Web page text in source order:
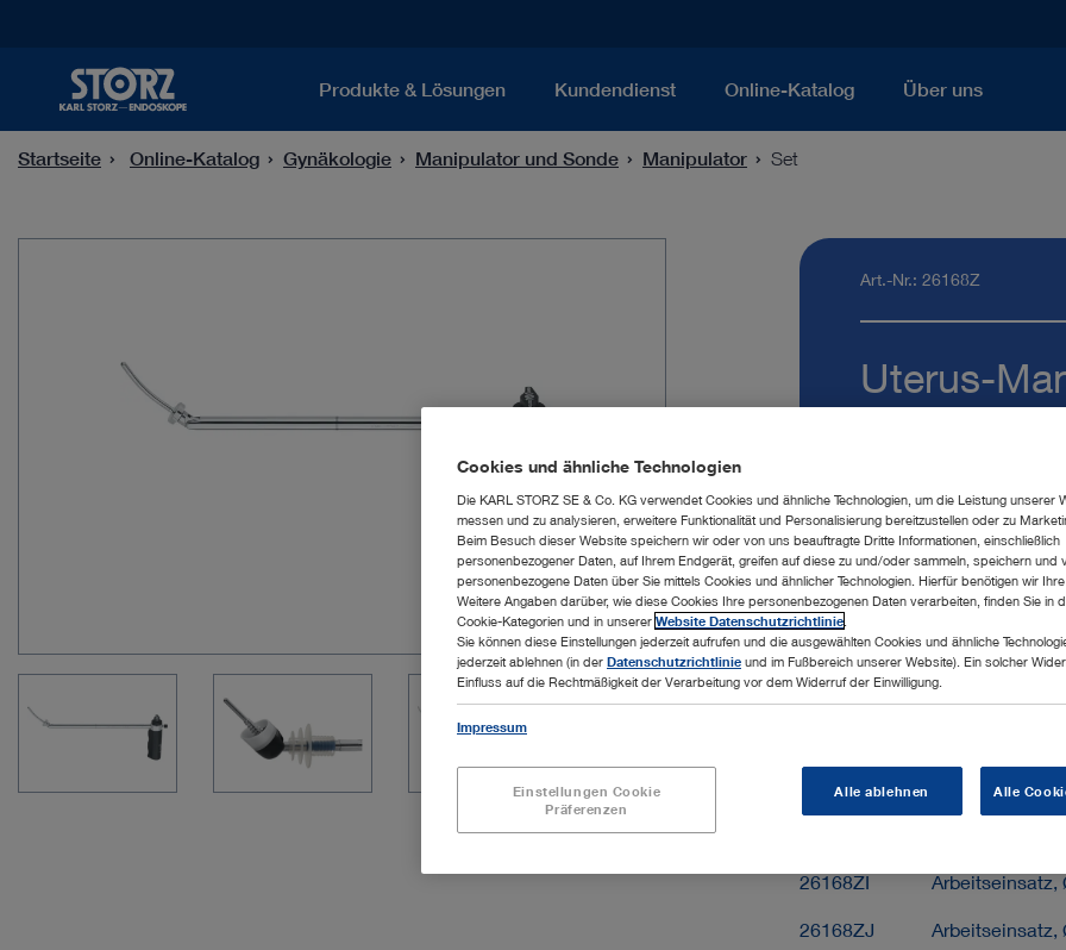
Produkte & Lösungen Kundendienst Online-Katalog Über uns
Startseite Online-Katalog Gynäkologie Manipulator und Sonde Manipulator Set
Art.-Nr.: 26168Z
Uterus-
Zur
26168ZM Arbeitseinsatz
26168ZI Arbeitseinsatz,
26168ZJ Arbeitseinsatz,
Cookies und ähnliche Technologien
Die KARL STORZ SE & Co. KG verwendet Cookies und ähnliche Technologien, um die Leistung unserer
messen und zu analysieren, erweitere Funktionalität und Personalisierung bereitzustellen oder zu
Beim Besuch dieser Website speichern wir oder von uns beauftragte Dritte Informationen, einschließlich
personenbezogener Daten, auf Ihrem Endgerät, greifen auf diese zu und/oder sammeln, speichern und
personenbezogene Daten über Sie mittels Cookies und ähnlicher Technologien. Hierfür benötigen wir Ihre
Weitere Angaben darüber, wie diese Cookies Ihre personenbezogenen Daten verarbeiten, finden Sie in
Cookie-Kategorien und in unserer Website Datenschutzrichtlinie
Sie können diese Einstellungen jederzeit aufrufen und die ausgewählten Cookies und ähnliche
jederzeit ablehnen (in der Datenschutzrichtlinie und im Fußbereich unserer Website). Ein solcher
Einfluss auf die Rechtmäßigkeit der Verarbeitung vor dem Widerruf der Einwilligung.
Impressum
Einstellungen Cookie
Präferenzen
Alle ablehnen Alle